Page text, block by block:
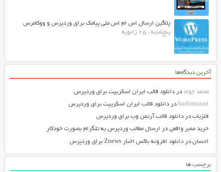
پلاگین ارسال اس ام اس ملی پیامک برای وردپرس و ووکامرس
پنج‌شنبه ، 25 ژانویه
آخرین دیدگاه‌ها
محمد جواددر دانلود قالب ایران اسکریپت برای وردپرس
hadimirzariدر دانلود قالب ایران اسکریپت برای وردپرس
فلزیابدر دانلود قالب آرتمن وب برای وردپرس
خرید ممبر واقعیدر ارسال مطالب وردپرس به تلگرام بصورت خودکار
احساندر دانلود افزونه باکس اخبار Znews برای وردپرس
برچسب ها